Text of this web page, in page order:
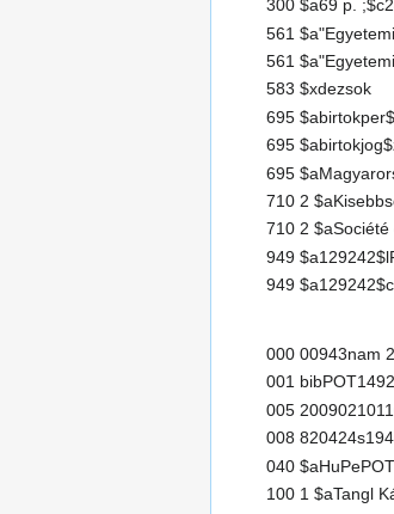
300 $a69 p.
561
561
583 $xdezsok
695
695
695
710 2
710 2
949
949
000 00943nam
001
005
008
040
100 1 $aTangl